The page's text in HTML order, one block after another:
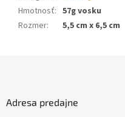
Hmotnosť: 57g vosku
Rozmer: 5,5 cm x 6,5 cm
Adresa predajne